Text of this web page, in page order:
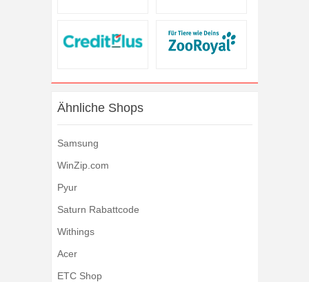
Ähnliche Shops
Samsung
WinZip.com
Pyur
Saturn Rabattcode
Withings
Acer
ETC Shop